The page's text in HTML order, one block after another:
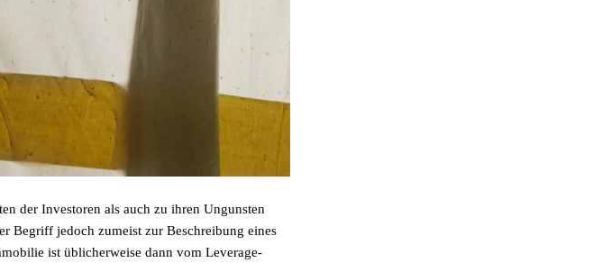
der Investoren als auch zu ihren Ungunsten
Begriff jedoch zumeist zur Beschreibung eines
ist üblicherweise dann vom Leverage-